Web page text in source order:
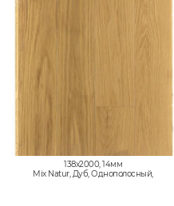
138x2000, 14мм
Mix Natur, Дуб, Однополосный,